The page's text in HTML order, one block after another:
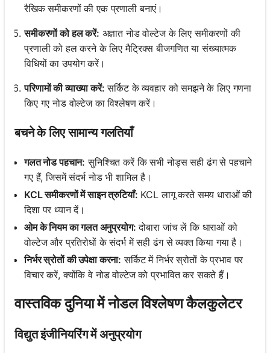
रैखिक समीकरणों की एक प्रणाली बनाएं।
समीकरणों को हल करें: अज्ञात नोड वोल्टेज के लिए समीकरणों की
प्रणाली को हल करने के लिए मैट्रिक्स बीजगणित या संख्यात्मक
विधियों का उपयोग करें।
परिणामों की व्याख्या करें: सर्किट के व्यवहार को समझने के लिए गणना
किए गए नोड वोल्टेज का विश्लेषण करें।
बचने के लिए सामान्य गलतियाँ
गलत नोड पहचान: सुनिश्चित करें कि सभी नोड्स सही ढंग से पहचाने
गए हैं, जिसमें संदर्भ नोड भी शामिल है।
KCL समीकरणों में साइन त्रुटियाँ: KCL लागू करते समय धाराओं की
दिशा पर ध्यान दें।
ओम के नियम का गलत अनुप्रयोग: दोबारा जांच लें कि धाराओं को
वोल्टेज और प्रतिरोधों के संदर्भ में सही ढंग से व्यक्त किया गया है।
निर्भर स्रोतों की उपेक्षा करना: सर्किट में निर्भर स्रोतों के प्रभाव पर
विचार करें, क्योंकि वे नोड वोल्टेज को प्रभावित कर सकते हैं।
वास्तविक दुनिया में नोडल विश्लेषण कैलकुलेटर
विद्युत इंजीनियरिंग में अनुप्रयोग